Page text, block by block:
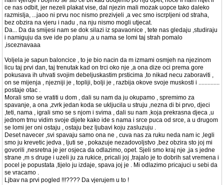
ce nas odbit, jer nezeli plakat vise, dal njezin mali mozak uopce tako daleko
razmislja, ...jaoo ni prvu noc nismo prezivjeli ,a vec smo iscrpljeni od straha,
bez obzira na vjeru i nadu , na nju nismo mogli utjecat.
Da... Da da smijesi nam se dok silazi iz spavaonice , tete nas gledaju ,studiraju
i namiguju da sve ide po planu ,a u nama se lomi taj strah pomalo
,isceznavaaa
Voljela je sapun baloncice , to je bio nacin da m izmami osmjeh na njezinom
licu taj prvi dan, taj trenutak kad on trci oko nje ,a ona dize oci prema gore
pokusava ih uhvati svojim debeljuskastim prsticima ,to nikad necu zaboraviti ,
on se mijenja , njezniji je , topliji, bolji je , razbija okove svoje muskosti i ..............
postaje otac .
Morali smo se vratiti u dom , dali su nam da ju okupamo , spremimo za
spavanje, a ona ,zvrk jedan koda se ukljucila u struju ,nezna di bi prvo, djeci
,teti, nama , igrali smo se s njom i svima , dali su nam ,koja prekrasna djeca ,u
jednom trnu vidim svoje dijete kako ide s nama i srce puca od srce, a u drugom
se lomi jer oni ostaju , ostaju bez ljubavi koju zasluzuju .
Deset navecer ,svi spavaju samo ona ne , cuva nas za ruku neda nam ic ,legli
smo ju krevetic jedva , ljuti se , pokazuje nezadovoljstvo ,bez obzira sto joj mi
govorili ,nesretna je jer osjeca da odlazimo, opet. Sjeli smo kraj nje ,ja s jedne
strane ,m s druge i uzeli ju za rukice, pricali joj ,trajalo je to dobrih sat vremena i
pocel je popustata ,tijelo ju izdaje, spava joj je . Mi odlazimo pricajuci u sebi da
se vracamo .
Ljbav na prvi pogled !!!???? Da vjerujem u to !